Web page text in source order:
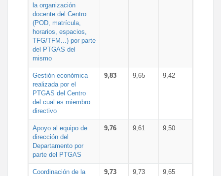
la organización
docente del Centro
(POD, matrícula,
horarios, espacios,
TFG/TFM...) por parte
del PTGAS del
mismo
Gestión económica
realizada por el
PTGAS del Centro
del cual es miembro
directivo
9,83 9,65 9,42
Apoyo al equipo de
dirección del
Departamento por
parte del PTGAS
9,76 9,61 9,50
Coordinación de la
9,73 9,73 9,65